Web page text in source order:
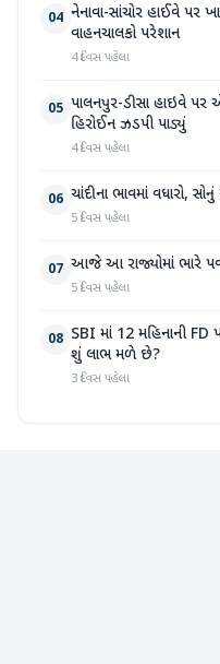
04 નેનાવા-સાંચોર હાઈવે પર
વાહનચાલકો પરેશાન
4 દિવસ પહેલા
05 પાલનપુર-ડીસા હાઇવે પર
હિરોઈન ઝડપી પાડ્યું
4 દિવસ પહેલા
06 ચાંદીના ભાવમાં વધારો,
5 દિવસ પહેલા
07 આજે આ રાજ્યોમાં ભારે
5 દિવસ પહેલા
08 SBI માં 12 મહિનાની FD
શું લાભ મળે છે?
3 દિવસ પહેલા